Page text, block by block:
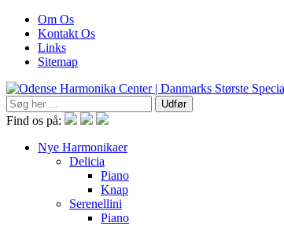
Om Os
Kontakt Os
Links
Sitemap
Find os på:
Nye Harmonikaer
Delicia
Piano
Knap
Serenellini
Piano